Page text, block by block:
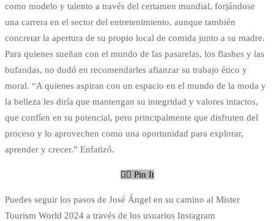
como modelo y talento a través del certamen mundial, forjándose
una carrera en el sector del entretenimiento, aunque también
concretar la apertura de su propio local de comida junto a su madre.
Para quienes sueñan con el mundo de las pasarelas, los flashes y las
bufandas, no dudó en recomendarles afianzar su trabajo ético y
moral. “A quienes aspiran con un espacio en el mundo de la moda y
la belleza les diría que mantengan su integridad y valores intactos,
que confíen en su potencial, pero principalmente que disfruten del
proceso y lo aprovechen como una oportunidad para explorar,
aprender y crecer.” Enfatizó.
Pin It
Puedes seguir los pasos de José Ángel en su camino al Mister
Tourism World 2024 a través de los usuarios Instagram